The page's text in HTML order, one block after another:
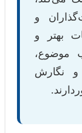
و
بهتر و
موضوع،
و نگارش